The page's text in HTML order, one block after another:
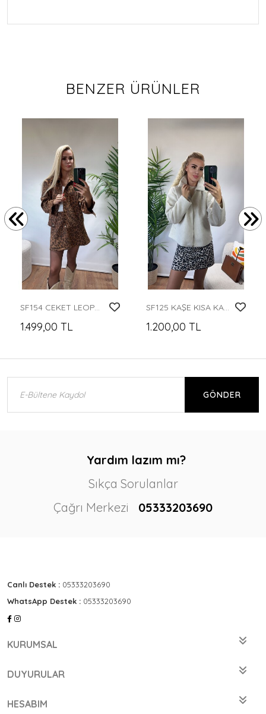
BENZER ÜRÜNLER
1.499,00 TL 1.200,00 TL
GÖNDER
Yardım lazım mı?
Sıkça Sorulanlar
Çağrı Merkezi
05333203690
Canlı Destek : 05333203690
WhatsApp Destek : 05333203690
KURUMSAL
DUYURULAR
HESABIM